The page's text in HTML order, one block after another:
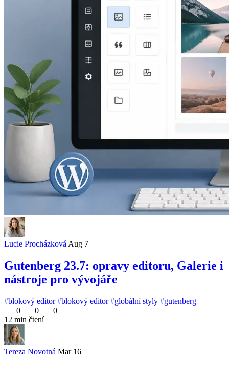
Lucie Procházková Aug 7
Gutenberg 23.7: opravy editoru, Galerie i
nástroje pro vývojáře
blokový editor blokový editor globální styly
gutenberg
0
0
0
12 min čtení
Tereza Novotná Mar 16